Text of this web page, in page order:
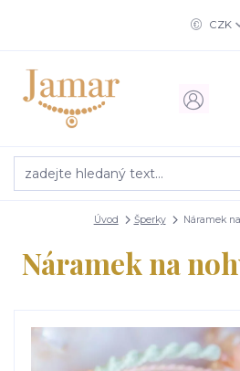
CZK
Úvod Šperky Náramek
Náramek na